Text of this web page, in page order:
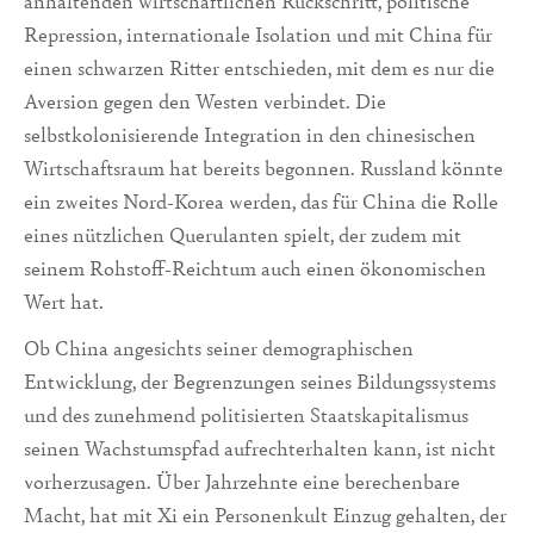
Repression, internationale Isolation und mit China für
einen schwarzen Ritter entschieden, mit dem es nur die
Aversion gegen den Westen verbindet. Die
selbstkolonisierende Integration in den chinesischen
Wirtschaftsraum hat bereits begonnen. Russland könnte
ein zweites Nord-Korea werden, das für China die Rolle
eines nützlichen Querulanten spielt, der zudem mit
seinem Rohstoff-Reichtum auch einen ökonomischen
Wert hat.
Ob China angesichts seiner demographischen
Entwicklung, der Begrenzungen seines Bildungssystems
und des zunehmend politisierten Staatskapitalismus
seinen Wachstumspfad aufrechterhalten kann, ist nicht
vorherzusagen. Über Jahrzehnte eine berechenbare
Macht, hat mit Xi ein Personenkult Einzug gehalten, der